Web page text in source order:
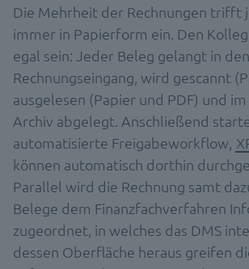
Die Mehrheit der Rechnungen trifft
immer in Papierform ein. Den
egal sein: Jeder Beleg gelangt in den
Rechnungseingang, wird gescannt
ausgelesen (Papier und PDF) und
Archiv abgelegt. Anschließend
automatisierte Freigabeworkflow,
können automatisch dorthin
Parallel wird die Rechnung samt
Belege dem Finanzfachverfahren
zugeordnet, in welches das DMS
dessen Oberfläche heraus greifen